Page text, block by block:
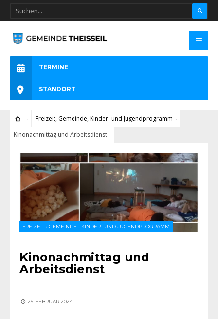
TERMINE
STANDORT
Freizeit, Gemeinde, Kinder- und Jugendprogramm
Kinonachmittag und Arbeitsdienst
FREIZEIT• GEMEINDE • KINDER- UND JUGENDPROGRAMM
Kinonachmittag und
Arbeitsdienst
25. FEBRUAR 2024